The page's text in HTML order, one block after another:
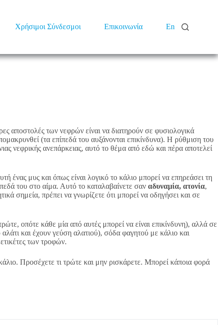
Χρήσιμοι Σύνδεσμοι Επικοινωνία En
αποστολές των νεφρών είναι να διατηρούν σε φυσιολογικά
(τα επίπεδά του αυξάνονται επικίνδυνα). Η ρύθμιση του
νεφρικής ανεπάρκειας, αυτό το θέμα από εδώ και πέρα αποτελεί
ένας μυς και όπως είναι λογικό το κάλιο μπορεί να επηρεάσει τη
του στο αίμα. Αυτό το καταλαβαίνετε σαν αδυναμία, ατονία,
σημεία, πρέπει να γνωρίζετε ότι μπορεί να οδηγήσει και σε
οπότε κάθε μία από αυτές μπορεί να είναι επικίνδυνη), αλλά σε
και έχουν γεύση αλατιού), σόδα φαγητού με κάλιο και
των τροφών.
Προσέχετε τι τρώτε και μην ρισκάρετε. Μπορεί κάποια φορά